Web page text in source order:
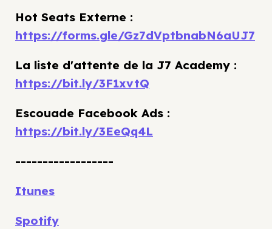
Hot Seats Externe :
https://forms.gle/Gz7dVptbnabN6aUJ7
La liste d'attente de la J7 Academy :
https://bit.ly/3F1xvtQ
Escouade Facebook Ads :
https://bit.ly/3EeQq4L
------------------
Itunes
Spotify